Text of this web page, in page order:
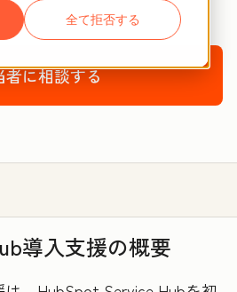
全て拒否する
す。
者に相談する
導入支援の概要